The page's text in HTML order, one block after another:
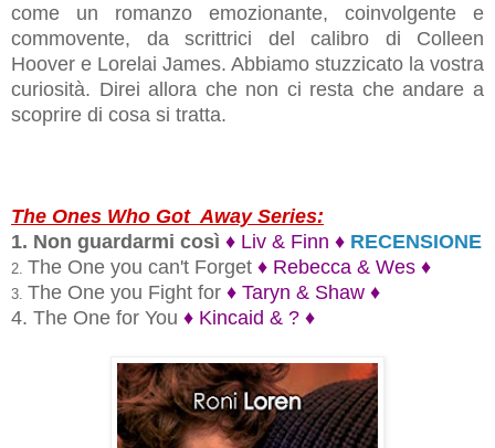
come un romanzo emozionante, coinvolgente e
commovente, da scrittrici del calibro di Colleen
Hoover e Lorelai James. Abbiamo stuzzicato la vostra
curiosità. Direi allora che non ci resta che andare a
scoprire di cosa si tratta.
The Ones Who Got Away Series:
1. Non guardarmi così ♦ Liv & Finn ♦ RECENSIONE
2. The One you can't Forget ♦ Rebecca & Wes ♦
3. The One you Fight for ♦ Taryn & Shaw ♦
4. The One for You ♦ Kincaid & ? ♦